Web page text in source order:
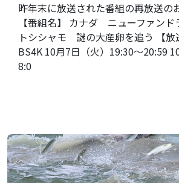
昨年末に放送された番組の再放送の
【番組名】 カナダ ニューファン
トシシャモ 謎の大産卵を追う 【放
BS4K 10月7日（火）19:30～20:59
8:0